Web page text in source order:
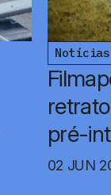
Notícias
pré-
02 JUN